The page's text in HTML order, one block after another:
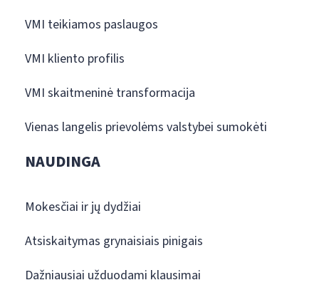
VMI teikiamos paslaugos
VMI kliento profilis
VMI skaitmeninė transformacija
Vienas langelis prievolėms valstybei sumokėti
NAUDINGA
Mokesčiai ir jų dydžiai
Atsiskaitymas grynaisiais pinigais
Dažniausiai užduodami klausimai